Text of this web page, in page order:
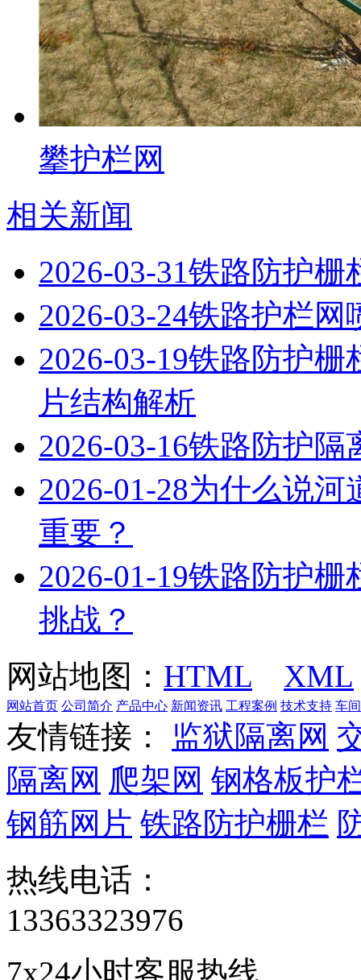
攀护栏网
相关新闻
2026-03-31铁路防护栅
2026-03-24铁路护栏网
2026-03-19铁路防护栅
片结构解析
2026-03-16铁路防护隔
2026-01-28为什么说河
重要？
2026-01-19铁路防护栅
挑战？
网站地图： HTML XML
网站首页 公司简介 产品中心 新闻资讯 工程案例 技术支持 车
友情链接： 监狱隔离网
隔离网 爬架网 钢格板护
钢筋网片 铁路防护栅栏
热线电话：
13363323976
7x24小时客服热线